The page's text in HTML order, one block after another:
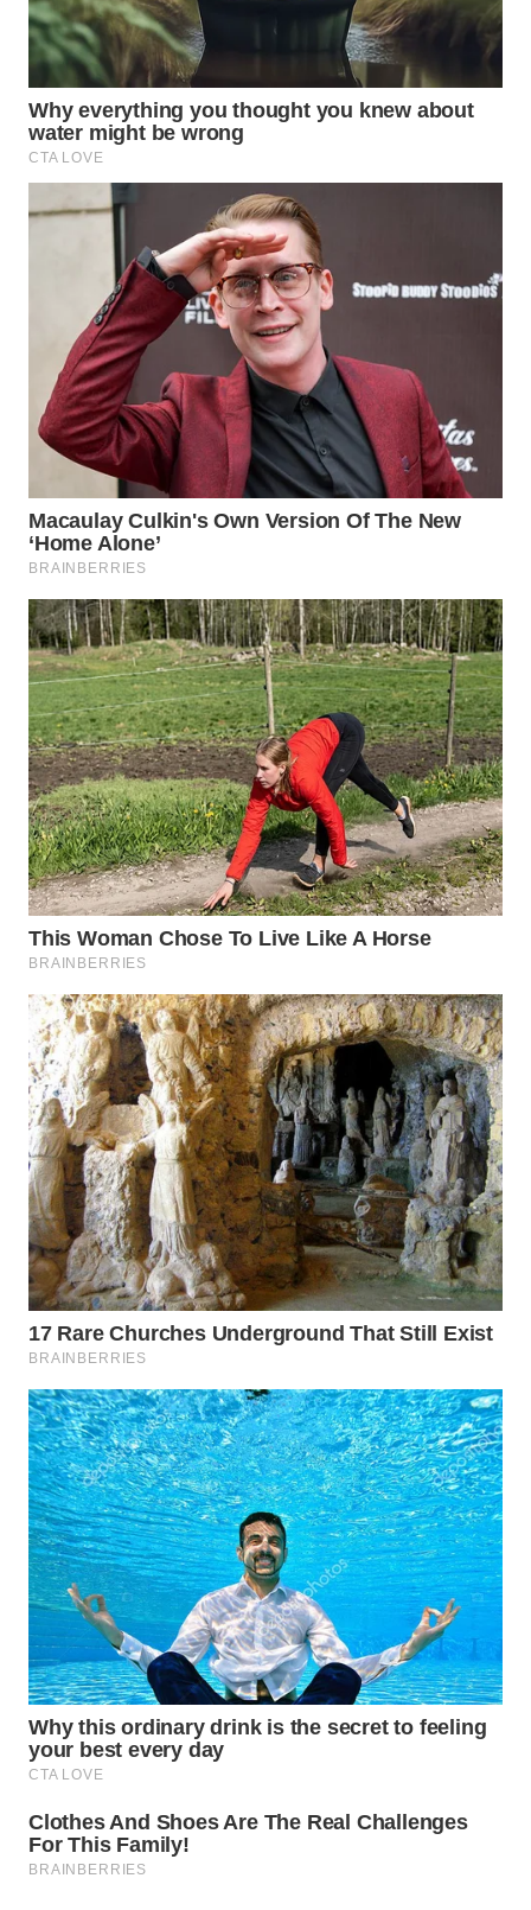
WAHANANEWS
ID
WAHANANEWS
CO ID
WAHANANEWS
NET
WAHANA
SPORT
WAHANA
UMKM
WAHANA
SELEB
WAHANA
WAHANA
OTOMOTIF
WAHANA
HEALTH
WAHANA
DESA
WISATA
LAPAK
WAHANA
Wahana
Network
KONSUMEN
LISTRIK
MASYARAKAT
KELISTRIKAN
WALINKI
ID
ID
MARTABAT
NET
PLN
WATCH
MKLI
LPKKI
LKKI
KOPEKLIN